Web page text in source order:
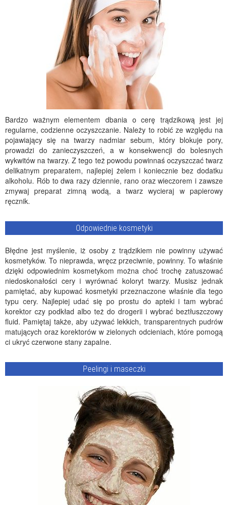
Bardzo ważnym elementem dbania o cerę trądzikową jest jej
regularne, codzienne oczyszczanie. Należy to robić ze względu na
pojawiający się na twarzy nadmiar sebum, który blokuje pory,
prowadzi do zanieczyszczeń, a w konsekwencji do bolesnych
wykwitów na twarzy. Z tego też powodu powinnaś oczyszczać twarz
delikatnym preparatem, najlepiej żelem i koniecznie bez dodatku
alkoholu. Rób to dwa razy dziennie, rano oraz wieczorem i zawsze
zmywaj preparat zimną wodą, a twarz wycieraj w papierowy
ręcznik.
Odpowiednie kosmetyki
Błędne jest myślenie, iż osoby z trądzikiem nie powinny używać
kosmetyków. To nieprawda, wręcz przeciwnie, powinny. To właśnie
dzięki odpowiednim kosmetykom można choć trochę zatuszować
niedoskonałości cery i wyrównać koloryt twarzy. Musisz jednak
pamiętać, aby kupować kosmetyki przeznaczone właśnie dla tego
typu cery. Najlepiej udać się po prostu do apteki i tam wybrać
korektor czy podkład albo też do drogerii i wybrać beztłuszczowy
fluid. Pamiętaj także, aby używać lekkich, transparentnych pudrów
matujących oraz korektorów w zielonych odcieniach, które pomogą
ci ukryć czerwone stany zapalne.
Peelingi i maseczki